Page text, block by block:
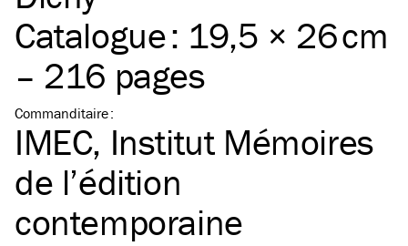
Catalogue : 19,5 × 26 cm
– 216 pages
Commanditaire:
IMEC, Institut Mémoires
de l’édition
contemporaine